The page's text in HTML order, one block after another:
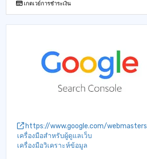
เกตเวย์การชำระเงิน
https://www.google.com/webmasters
เครื่องมือสำหรับผู้ดูแลเว็บ
เครื่องมือวิเคราะห์ข้อมูล